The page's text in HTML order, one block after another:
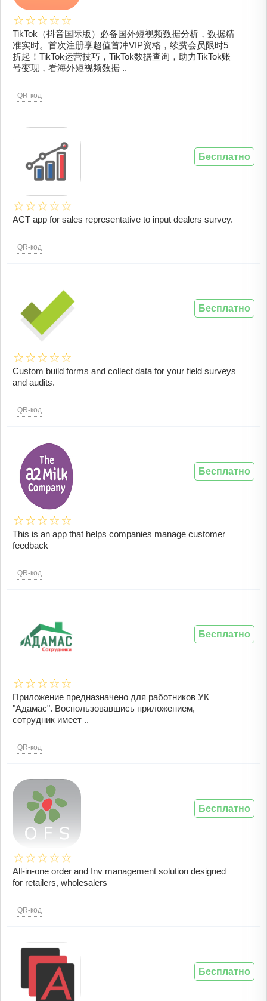
TikTok（抖音国际版）必备国外短视频数据分析，数据精
准实时。首次注册享超值首冲VIP资格，续费会员限时5
折起！TikTok运营技巧，TikTok数据查询，助力TikTok账
号变现，看海外短视频数据 ..
QR-код
ACT app for sales representative to input dealers survey.
QR-код
Бесплатно
Custom build forms and collect data for your field surveys
and audits.
QR-код
Бесплатно
This is an app that helps companies manage customer
feedback
QR-код
Бесплатно
Приложение предназначено для работников УК
"Адамас". Воспользовавшись приложением,
сотрудник имеет ..
QR-код
Бесплатно
All-in-one order and Inv management solution designed
for retailers, wholesalers
QR-код
Бесплатно
Бесплатно